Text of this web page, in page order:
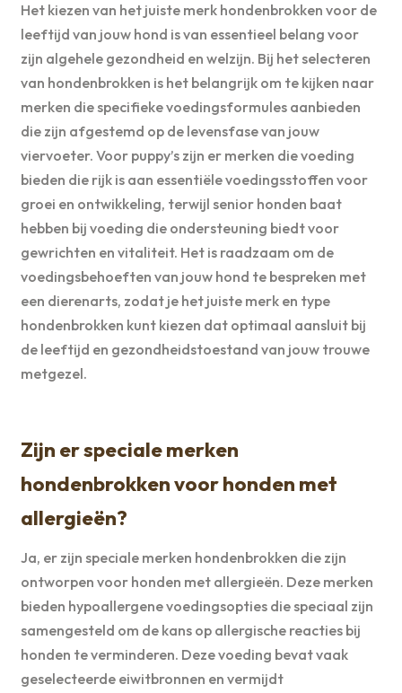
Het kiezen van het juiste merk hondenbrokken voor de
leeftijd van jouw hond is van essentieel belang voor
zijn algehele gezondheid en welzijn. Bij het selecteren
van hondenbrokken is het belangrijk om te kijken naar
merken die specifieke voedingsformules aanbieden
die zijn afgestemd op de levensfase van jouw
viervoeter. Voor puppy’s zijn er merken die voeding
bieden die rijk is aan essentiële voedingsstoffen voor
groei en ontwikkeling, terwijl senior honden baat
hebben bij voeding die ondersteuning biedt voor
gewrichten en vitaliteit. Het is raadzaam om de
voedingsbehoeften van jouw hond te bespreken met
een dierenarts, zodat je het juiste merk en type
hondenbrokken kunt kiezen dat optimaal aansluit bij
de leeftijd en gezondheidstoestand van jouw trouwe
metgezel.
Zijn er speciale merken
hondenbrokken voor honden met
allergieën?
Ja, er zijn speciale merken hondenbrokken die zijn
ontworpen voor honden met allergieën. Deze merken
bieden hypoallergene voedingsopties die speciaal zijn
samengesteld om de kans op allergische reacties bij
honden te verminderen. Deze voeding bevat vaak
geselecteerde eiwitbronnen en vermijdt